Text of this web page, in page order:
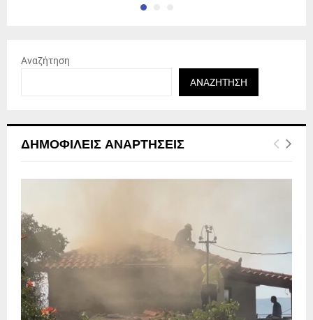
Αναζήτηση
ΑΝΑΖΉΤΗΣΗ
ΔΗΜΟΦΙΛΕΊΣ ΑΝΑΡΤΉΣΕΙΣ